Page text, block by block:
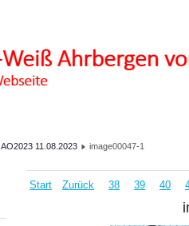
AO2023 11.08.2023 image00047-1
Start Zurück 38 39 40